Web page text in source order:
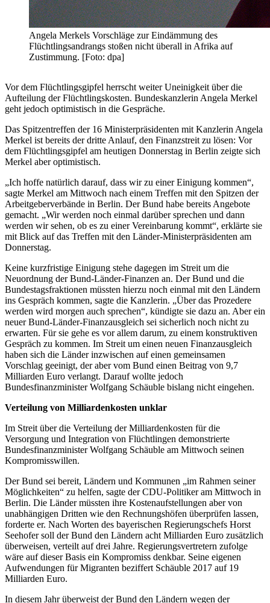
Angela Merkels Vorschläge zur Eindämmung des
Flüchtlingsandrangs stoßen nicht überall in Afrika auf
Zustimmung. [Foto: dpa]
Vor dem Flüchtlingsgipfel herrscht weiter Uneinigkeit über die
Aufteilung der Flüchtlingskosten. Bundeskanzlerin Angela Merkel
geht jedoch optimistisch in die Gespräche.
Das Spitzentreffen der 16 Ministerpräsidenten mit Kanzlerin Angela
Merkel ist bereits der dritte Anlauf, den Finanzstreit zu lösen: Vor
dem Flüchtlingsgipfel am heutigen Donnerstag in Berlin zeigte sich
Merkel aber optimistisch.
„Ich hoffe natürlich darauf, dass wir zu einer Einigung kommen“,
sagte Merkel am Mittwoch nach einem Treffen mit den Spitzen der
Arbeitgeberverbände in Berlin. Der Bund habe bereits Angebote
gemacht. „Wir werden noch einmal darüber sprechen und dann
werden wir sehen, ob es zu einer Vereinbarung kommt“, erklärte sie
mit Blick auf das Treffen mit den Länder-Ministerpräsidenten am
Donnerstag.
Keine kurzfristige Einigung stehe dagegen im Streit um die
Neuordnung der Bund-Länder-Finanzen an. Der Bund und die
Bundestagsfraktionen müssten hierzu noch einmal mit den Ländern
ins Gespräch kommen, sagte die Kanzlerin. „Über das Prozedere
werden wird morgen auch sprechen“, kündigte sie dazu an. Aber ein
neuer Bund-Länder-Finanzausgleich sei sicherlich noch nicht zu
erwarten. Für sie gehe es vor allem darum, zu einem konstruktiven
Gespräch zu kommen. Im Streit um einen neuen Finanzausgleich
haben sich die Länder inzwischen auf einen gemeinsamen
Vorschlag geeinigt, der aber vom Bund einen Beitrag von 9,7
Milliarden Euro verlangt. Darauf wollte jedoch
Bundesfinanzminister Wolfgang Schäuble bislang nicht eingehen.
Verteilung von Milliardenkosten unklar
Im Streit über die Verteilung der Milliardenkosten für die
Versorgung und Integration von Flüchtlingen demonstrierte
Bundesfinanzminister Wolfgang Schäuble am Mittwoch seinen
Kompromisswillen.
Der Bund sei bereit, Ländern und Kommunen „im Rahmen seiner
Möglichkeiten“ zu helfen, sagte der CDU-Politiker am Mittwoch in
Berlin. Die Länder müssten ihre Kostenaufstellungen aber von
unabhängigen Dritten wie den Rechnungshöfen überprüfen lassen,
forderte er. Nach Worten des bayerischen Regierungschefs Horst
Seehofer soll der Bund den Ländern acht Milliarden Euro zusätzlich
überweisen, verteilt auf drei Jahre. Regierungsvertretern zufolge
wäre auf dieser Basis ein Kompromiss denkbar. Seine eigenen
Aufwendungen für Migranten beziffert Schäuble 2017 auf 19
Milliarden Euro.
In diesem Jahr überweist der Bund den Ländern wegen der